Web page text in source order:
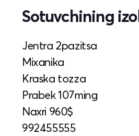
Sotuvchining
Jentra 2pazitsa
Mixanika
Kraska tozza
Prabek 107ming
Naxri 960$
992455555